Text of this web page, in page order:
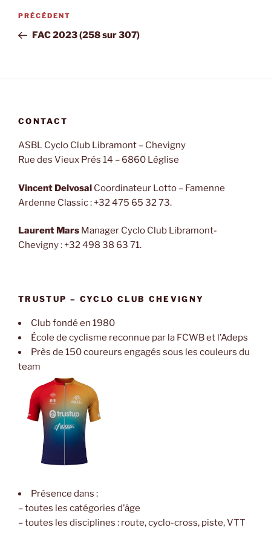
Navigation
l’article
Article
précédent
PRÉCÉDENT
FAC 2023 (258 sur 307)
CONTACT
ASBL Cyclo Club Libramont – Chevigny
Rue des Vieux Prés 14 – 6860 Léglise
Vincent Delvosal Coordinateur Lotto – Famenne
Ardenne Classic : +32 475 65 32 73.
Laurent Mars Manager Cyclo Club Libramont-
Chevigny : +32 498 38 63 71.
TRUSTUP – CYCLO CLUB CHEVIGNY
Club fondé en 1980
École de cyclisme reconnue par la FCWB et l’Adeps
Près de 150 coureurs engagés sous les couleurs du
team
Présence dans :
– toutes les catégories d’âge
– toutes les disciplines : route, cyclo-cross, piste, VTT